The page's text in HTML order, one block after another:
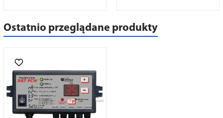
Ostatnio przeglądane produkty